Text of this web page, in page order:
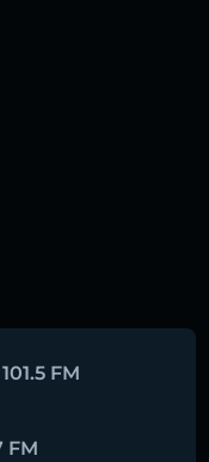
FM
FM